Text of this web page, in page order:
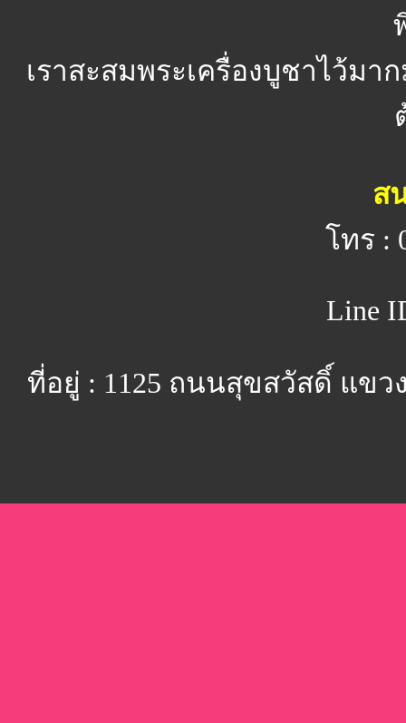
เราสะสมพระเครื่องบูชาไว้ม
ส
โทร :
Line
ที่อยู่ : 1125 ถนนสุขสวัสดิ์ แขว